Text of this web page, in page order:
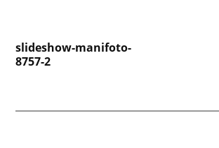
Beitragsnavigation
slideshow-manifoto-
8757-2